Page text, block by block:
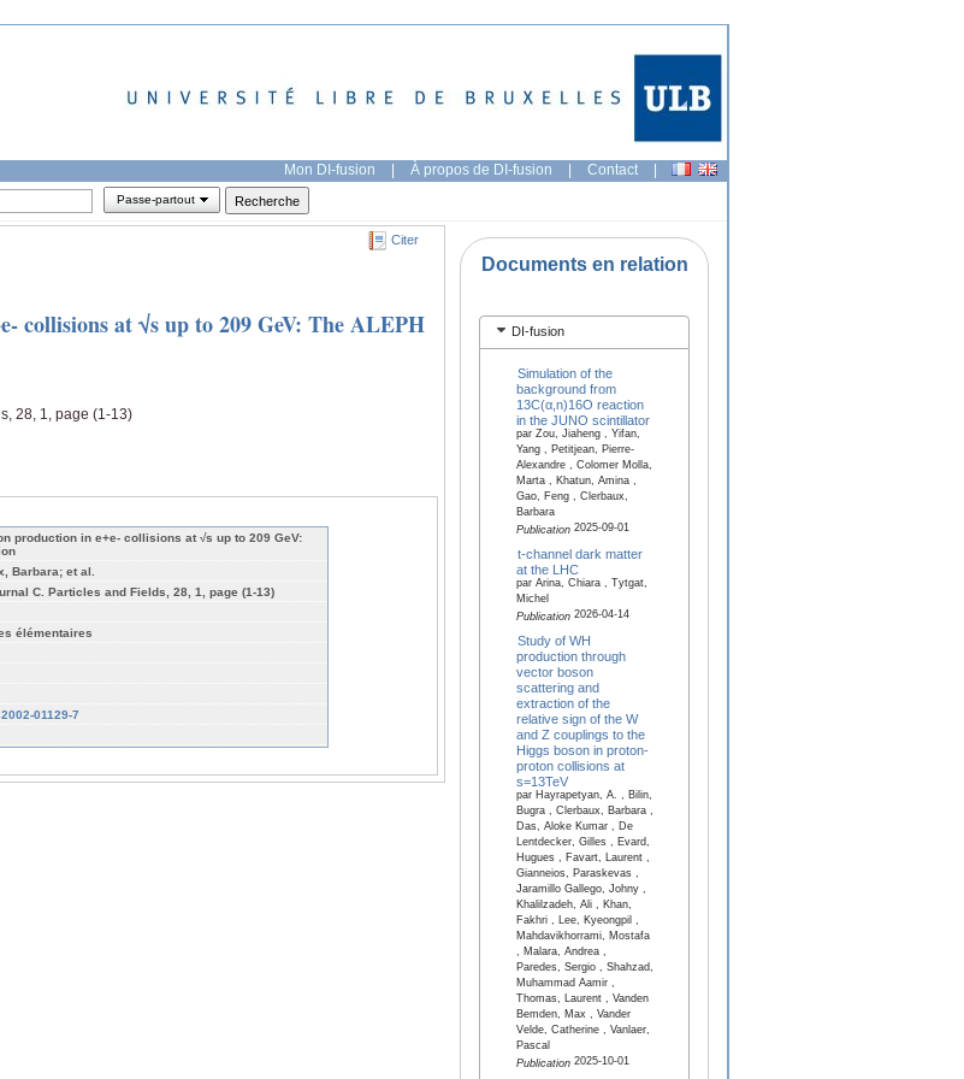
Mon DI-fusion | À propos de DI-fusion | Contact |
Passe-partout
Citer
collisions at √s up to 209 GeV: The ALEPH
28, 1, page (1-13)
production in e+e- collisions at √s up to 209 GeV:
Barbara; et al.
C. Particles and Fields, 28, 1, page (1-13)
élémentaires
01129-7
Documents en relation
DI-fusion
Simulation of the
background from
13C(α,n)16O reaction
in the JUNO scintillator
par Zou, Jiaheng , Yifan,
Yang , Petitjean, Pierre-
Alexandre , Colomer Molla,
Marta , Khatun, Amina ,
Gao, Feng , Clerbaux,
Barbara
Publication2025-09-01
t-channel dark matter
at the LHC
par Arina, Chiara , Tytgat,
Michel
Publication2026-04-14
Study of WH
production through
vector boson
scattering and
extraction of the
relative sign of the W
and Z couplings to the
Higgs boson in proton-
proton collisions at
s=13TeV
par Hayrapetyan, A. , Bilin,
Bugra , Clerbaux, Barbara ,
Das, Aloke Kumar , De
Lentdecker, Gilles , Evard,
Hugues , Favart, Laurent ,
Gianneios, Paraskevas ,
Jaramillo Gallego, Johny ,
Khalilzadeh, Ali , Khan,
Fakhri , Lee, Kyeongpil ,
Mahdavikhorrami, Mostafa
, Malara, Andrea ,
Paredes, Sergio , Shahzad,
Muhammad Aamir ,
Thomas, Laurent , Vanden
Bemden, Max , Vander
Velde, Catherine , Vanlaer,
Pascal
Publication2025-10-01